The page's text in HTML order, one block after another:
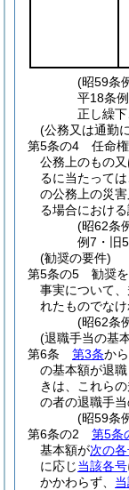
(昭59条
平18条
正し繰
(公務又は通勤
第5条の4
任命
公務上のもの
るに当たって
の公務上の災
る場合におけ
(昭62条
例7・旧
(勧奨の要件)
第5条の5
勧奨
事実について
れたものでなけ
(昭62条
(退職手当の基
第6条
第3条から
の基本額が退
きは、これら
の者の退職手当
(昭59条
第6条の2
第5条
基本額が次の
に応じ当該各号
かかわらず、